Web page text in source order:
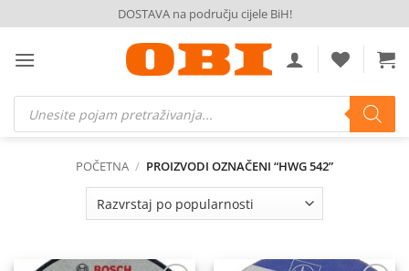
to
content
DOSTAVA na području cijele BiH!
Products
search
POČETNA / PROIZVODI OZNAČENI “HWG 542”